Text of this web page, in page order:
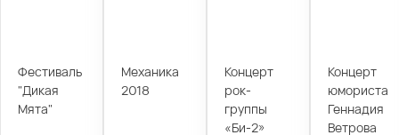
Фестиваль
"Дикая
Мята"
Механика
2018
Концерт
рок-
группы
«Би-2»
Концерт
юмориста
Геннадия
Ветрова